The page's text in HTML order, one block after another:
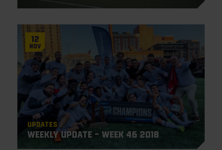
12
Nov
Updates
Weekly Update – Week 46 2018